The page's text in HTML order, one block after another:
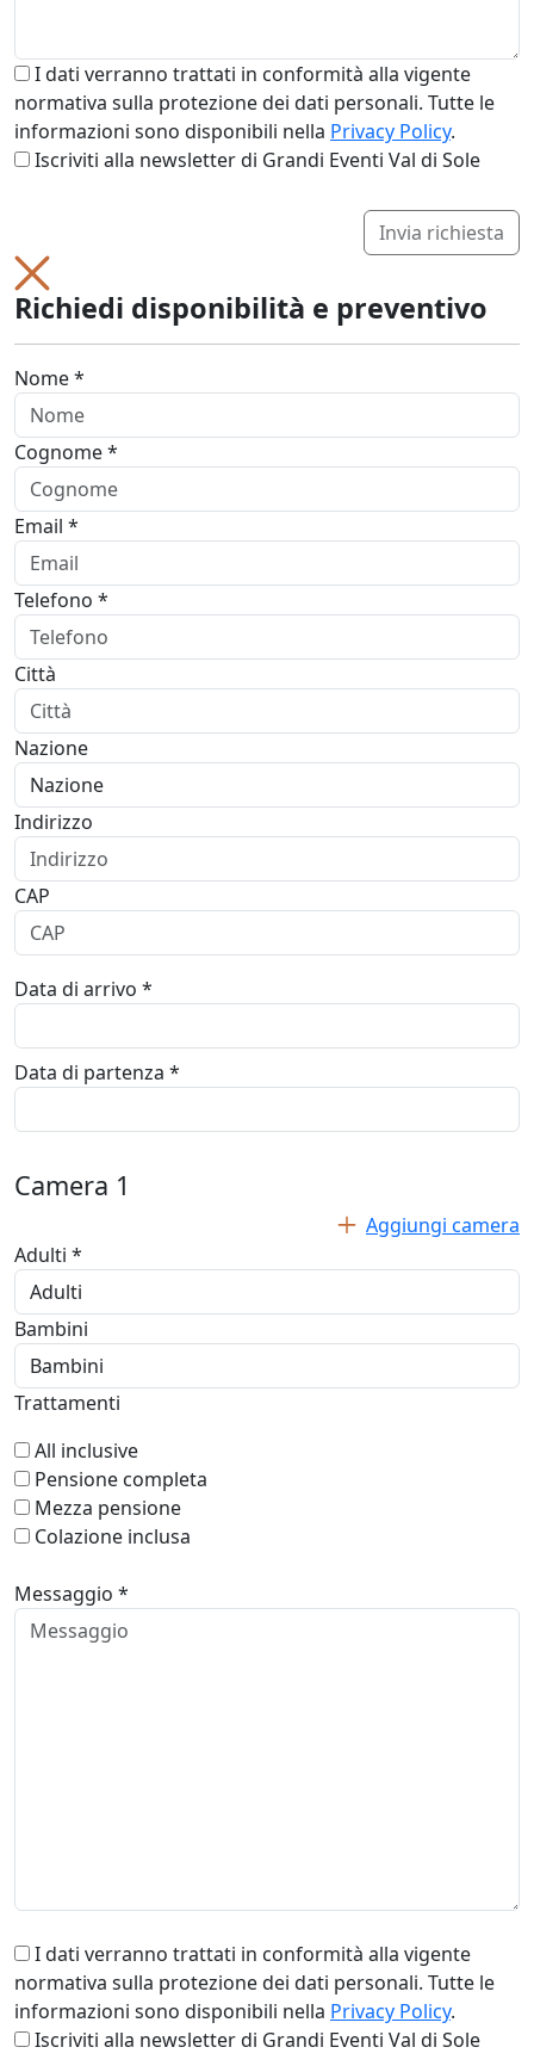
I dati verranno trattati in conformità alla vigente
normativa sulla protezione dei dati personali. Tutte le
informazioni sono disponibili nella Privacy Policy.
Iscriviti alla newsletter di Grandi Eventi Val di Sole
Invia richiesta
Richiedi disponibilità e preventivo
Nome *
Cognome *
Email *
Telefono *
Città
Nazione
Indirizzo
CAP
Data di arrivo *
Data di partenza *
Camera 1
Aggiungi camera
Adulti *
Bambini
Trattamenti
All inclusive
Pensione completa
Mezza pensione
Colazione inclusa
Messaggio *
I dati verranno trattati in conformità alla vigente
normativa sulla protezione dei dati personali. Tutte le
informazioni sono disponibili nella Privacy Policy.
Iscriviti alla newsletter di Grandi Eventi Val di Sole